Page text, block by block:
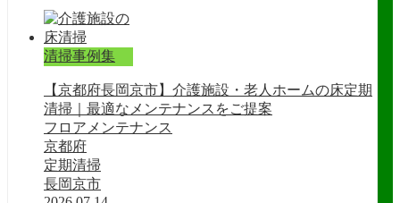
清掃事例集
【京都府長岡京市】介護施設・老人ホームの床定期
清掃｜最適なメンテナンスをご提案
フロアメンテナンス
京都府
定期清掃
長岡京市